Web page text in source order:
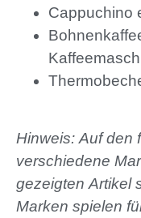
Cappuchino
Hinweis: Auf den
verschiedene
gezeigten Artikel
Marken spielen